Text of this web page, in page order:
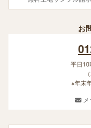
お
平日
※年末